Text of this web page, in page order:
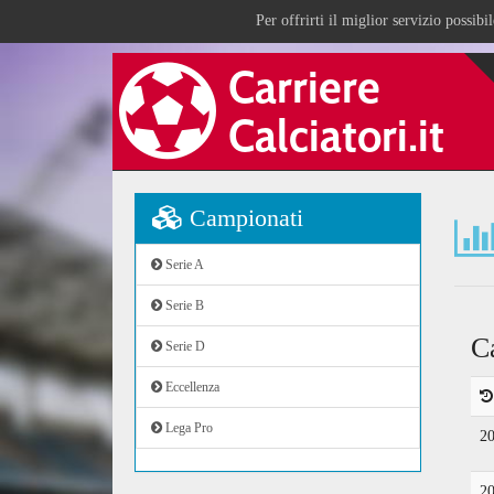
Per offrirti il miglior servizio
Campionati
Serie A
Serie B
Serie D
Eccellenza
Lega Pro